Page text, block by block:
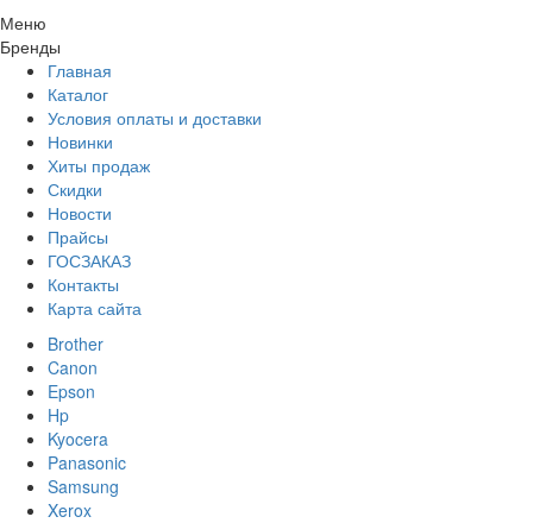
Меню
Бренды
Главная
Каталог
Условия оплаты и доставки
Новинки
Хиты продаж
Скидки
Новости
Прайсы
ГОСЗАКАЗ
Контакты
Карта сайта
Brother
Canon
Epson
Hp
Kyocera
Panasonic
Samsung
Xerox